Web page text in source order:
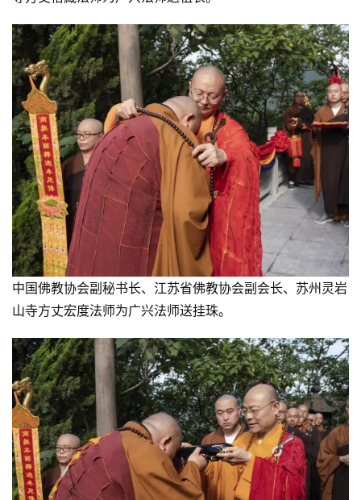
中国佛教协会副秘书长、江苏省佛教协会副会长、苏州灵岩
山寺方丈宏度法师为广兴法师送挂珠。